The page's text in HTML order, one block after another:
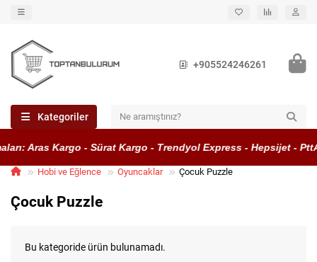
+905524246261
Kategoriler
Aras Kargo - Sürat Kargo - Trendyol Express - Hepsijet -
Hobi ve Eğlence Oyuncaklar Çocuk Puzzle
Çocuk Puzzle
Bu kategoride ürün bulunamadı.